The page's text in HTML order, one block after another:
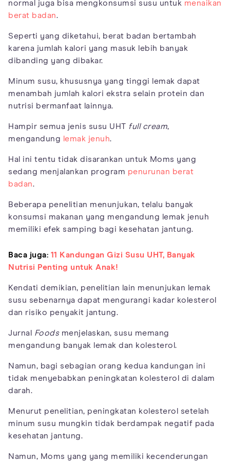
normal juga bisa mengkonsumsi susu untuk menaikan
berat badan.
Seperti yang diketahui, berat badan bertambah
karena jumlah kalori yang masuk lebih banyak
dibanding yang dibakar.
Minum susu, khususnya yang tinggi lemak dapat
menambah jumlah kalori ekstra selain protein dan
nutrisi bermanfaat lainnya.
Hampir semua jenis susu UHT full cream,
mengandung lemak jenuh.
Hal ini tentu tidak disarankan untuk Moms yang
sedang menjalankan program penurunan berat
badan.
Beberapa penelitian menunjukan, telalu banyak
konsumsi makanan yang mengandung lemak jenuh
memiliki efek samping bagi kesehatan jantung.
Baca juga: 11 Kandungan Gizi Susu UHT, Banyak
Nutrisi Penting untuk Anak!
Kendati demikian, penelitian lain menunjukan lemak
susu sebenarnya dapat mengurangi kadar kolesterol
dan risiko penyakit jantung.
Jurnal Foodsmenjelaskan, susu memang
mengandung banyak lemak dan kolesterol.
Namun, bagi sebagian orang kedua kandungan ini
tidak menyebabkan peningkatan kolesterol di dalam
darah.
Menurut penelitian, peningkatan kolesterol setelah
minum susu mungkin tidak berdampak negatif pada
kesehatan jantung.
Namun, Moms yang yang memiliki kecenderungan